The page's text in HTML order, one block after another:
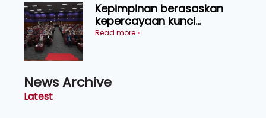
Kepimpinan berasaskan
kepercayaan kunci
kecemerlangan institusi -
Read more »
News Archive
Latest